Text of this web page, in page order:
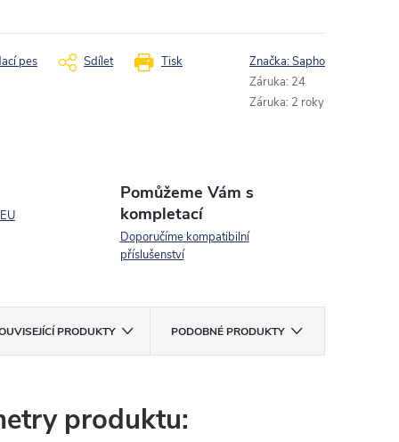
Tisk
pes Sdílet Značka:Sapho
Záruka: 24
Záruka: 2 roky
Pomůžeme Vám s
kompletací
Doporučíme kompatibilní
příslušenství
PRODUKTY PODOBNÉ PRODUKTY
produktu: